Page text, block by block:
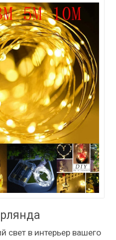
свет в интерьер вашего